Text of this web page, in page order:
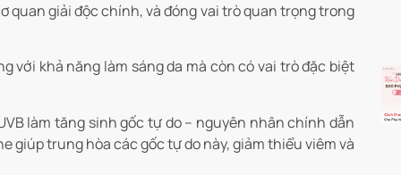
giải độc chính, và đóng vai trò quan trọng trong
với khả năng làm sáng da mà còn có vai trò đặc biệt
làm tăng sinh gốc tự do – nguyên nhân chính dẫn
giúp trung hòa các gốc tự do này, giảm thiểu viêm và